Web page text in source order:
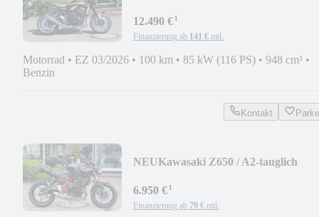
12.490 €¹
Finanzierung ab 141 € mtl.
Motorrad • EZ 03/2026 • 100 km • 85 kW (116 PS) • 948 cm³ •
Benzin
Kontakt
NEUKawasaki Z650 / A2-tauglich
6.950 €¹
Finanzierung ab 79 € mtl.